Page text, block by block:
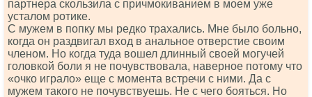
партнера скользила с причмокиванием в моем уже
усталом ротике.
С мужем в попку мы редко трахались. Мне было больно,
когда он раздвигал вход в анальное отверстие своим
членом. Но когда туда вошел длинный своей могучей
головкой боли я не почувствовала, наверное потому что
«очко играло» еще с момента встречи с ними. Да с
мужем такого не почувствуешь. Не с чего бояться. Но